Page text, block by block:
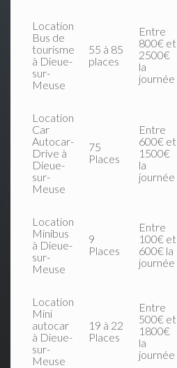
Location
Bus de
tourisme
à Dieue-
sur-
Meuse
55 à 85
places
Entre
800€ et
2500€
la
journée
Location
Car
Autocar-
Drive à
Dieue-
sur-
Meuse
75
Places
Entre
600€ et
1500€
la
journée
Location
Minibus
à Dieue-
sur-
Meuse
9
Places
Entre
100€ et
600€ la
journée
Location
Mini
autocar
à Dieue-
sur-
Meuse
19 à 22
Places
Entre
500€ et
1800€
la
journée